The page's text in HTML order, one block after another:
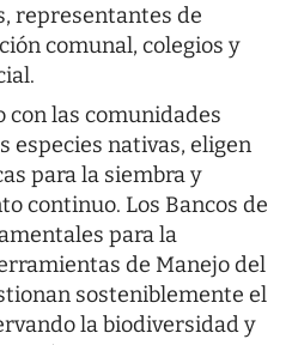
representantes de
comunal, colegios y
las comunidades
especies nativas, eligen
para la siembra y
continuo. Los Bancos de
para la
de Manejo del
sosteniblemente el
la biodiversidad y